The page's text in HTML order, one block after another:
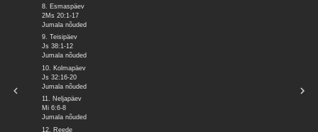
8. Esmaspäev
2Ms 20:1-17
Jumala nõuded
9. Teisipäev
Js 38:1-12
Jumala nõuded
10. Kolmapäev
Js 32:16-20
Jumala nõuded
11. Neljapäev
Mi 6:6-8
Jumala nõuded
12. Reede